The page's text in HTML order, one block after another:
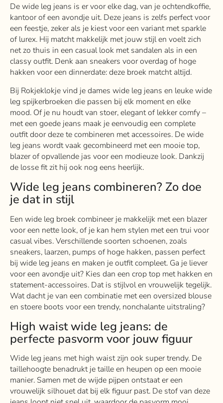
De wide leg jeans is er voor elke dag, van je ochtendkoffie,
kantoor of een avondje uit. Deze jeans is zelfs perfect voor
een feestje, zeker als je kiest voor een variant met sparkle
of lurex. Hij matcht makkelijk met jouw stijl en voelt zich
net zo thuis in een casual look met sandalen als in een
classy outfit. Denk aan sneakers voor overdag of hoge
hakken voor een dinnerdate: deze broek matcht altijd.
Bij Rokjeklokje vind je dames wide leg jeans en leuke wide
leg spijkerbroeken die passen bij elk moment en elke
mood. Of je nu houdt van stoer, elegant of lekker comfy –
met een goede jeans maak je eenvoudig een complete
outfit door deze te combineren met accessoires. De wide
leg jeans wordt vaak gecombineerd met een mooie top,
blazer of opvallende jas voor een modieuze look. Dankzij
de losse fit zit hij ook nog eens heerlijk.
Wide leg jeans combineren? Zo doe
je dat in stijl
Een wide leg broek combineer je makkelijk met een blazer
voor een nette look, of je kan hem stylen met een trui voor
casual vibes. Verschillende soorten schoenen, zoals
sneakers, laarzen, pumps of hoge hakken, passen perfect
bij wide leg jeans en maken je outfit compleet. Ga je liever
voor een avondje uit? Kies dan een crop top met hakken en
statement-accessoires. Dat is stijlvol en vrouwelijk tegelijk.
Wat dacht je van een combinatie met een oversized blouse
en stoere boots voor een trendy, nonchalante uitstraling?
High waist wide leg jeans: de
perfecte pasvorm voor jouw figuur
Wide leg jeans met high waist zijn ook super trendy. De
taillehoogte benadrukt je taille en heupen op een mooie
manier. Samen met de wijde pijpen ontstaat er een
vrouwelijk silhouet dat bij elk figuur past. De stof van deze